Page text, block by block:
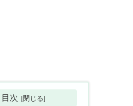
目次